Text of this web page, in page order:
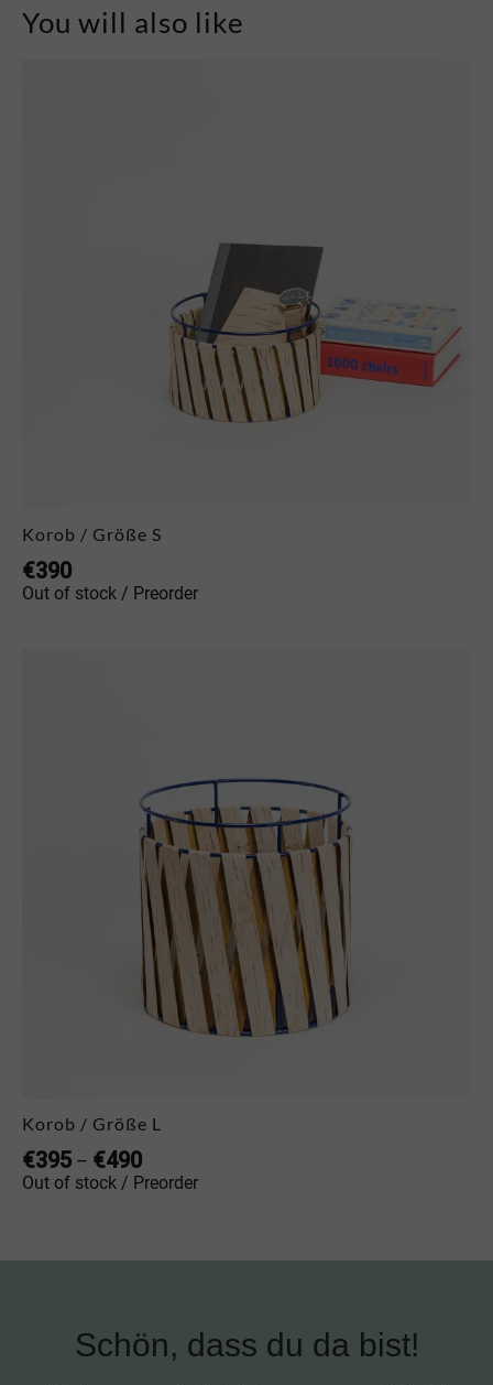
You will also like
Korob / Größe S
€390
Out of stock / Preorder
Korob / Größe L
€395 – €490
Out of stock / Preorder
Schön, dass du da bist!